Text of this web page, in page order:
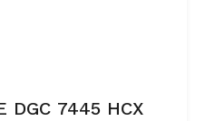
DGC 7445 HCX